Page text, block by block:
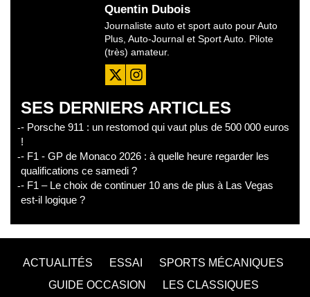
Quentin Dubois
Journaliste auto et sport auto pour Auto
Plus, Auto-Journal et Sport Auto. Pilote
(très) amateur.
SES DERNIERS ARTICLES
- Porsche 911 : un restomod qui vaut plus de 500 000 euros
!
- F1 - GP de Monaco 2026 : à quelle heure regarder les
qualifications ce samedi ?
- F1 – Le choix de continuer 10 ans de plus à Las Vegas
est-il logique ?
ACTUALITÉS ESSAI
SPORTS MÉCANIQUES
GUIDE OCCASION
LES CLASSIQUES